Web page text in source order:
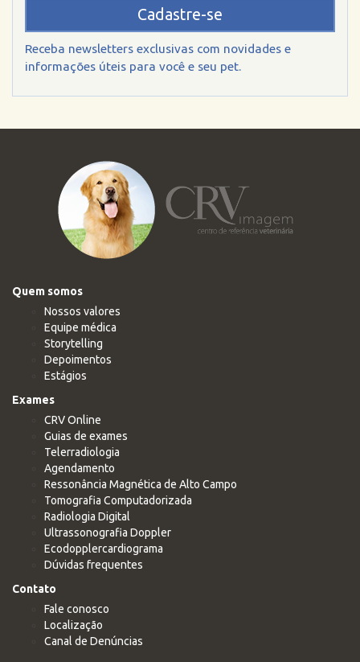
Cadastre-se
Receba newsletters exclusivas com novidades e
informações úteis para você e seu pet.
Quem somos
Nossos valores
Equipe médica
Storytelling
Depoimentos
Estágios
Exames
CRV Online
Guias de exames
Telerradiologia
Agendamento
Ressonância Magnética de Alto Campo
Tomografia Computadorizada
Radiologia Digital
Ultrassonografia Doppler
Ecodopplercardiograma
Dúvidas frequentes
Contato
Fale conosco
Localização
Canal de Denúncias